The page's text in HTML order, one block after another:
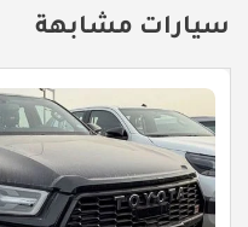
سيارات مشابهة